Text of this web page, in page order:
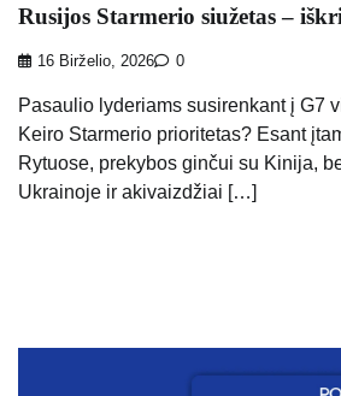
Rusijos Starmerio siužetas –
16 Birželio, 2026 0
Pasaulio lyderiams susirenkant į G7
Keiro Starmerio prioritetas? Esant
Rytuose, prekybos ginčui su Kinija,
Ukrainoje ir akivaizdžiai […]